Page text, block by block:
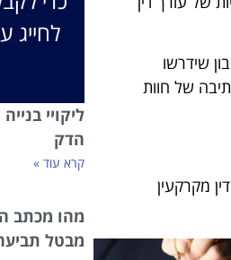
1200 ₪ ויש לקחת בחשבון שידרשו
של חוות
מקרקעין
לחייג
ליקויי
הדק
קרא עוד »
מהו מכתב
מבטל